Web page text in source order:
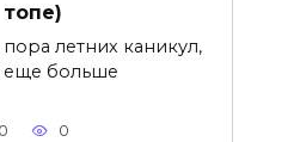
топе)
летних каникул,
еще больше
0 0